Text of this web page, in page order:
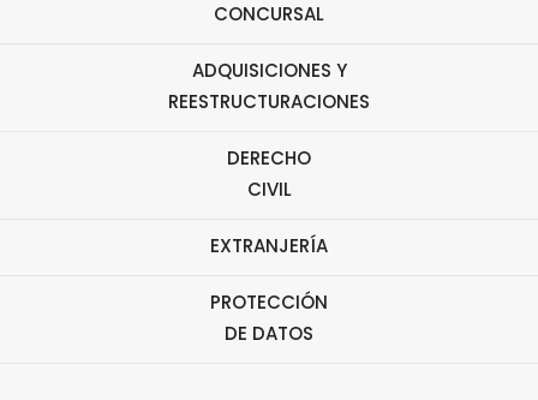
CONCURSAL
ADQUISICIONES Y
REESTRUCTURACIONES
DERECHO
CIVIL
EXTRANJERÍA
PROTECCIÓN
DE DATOS